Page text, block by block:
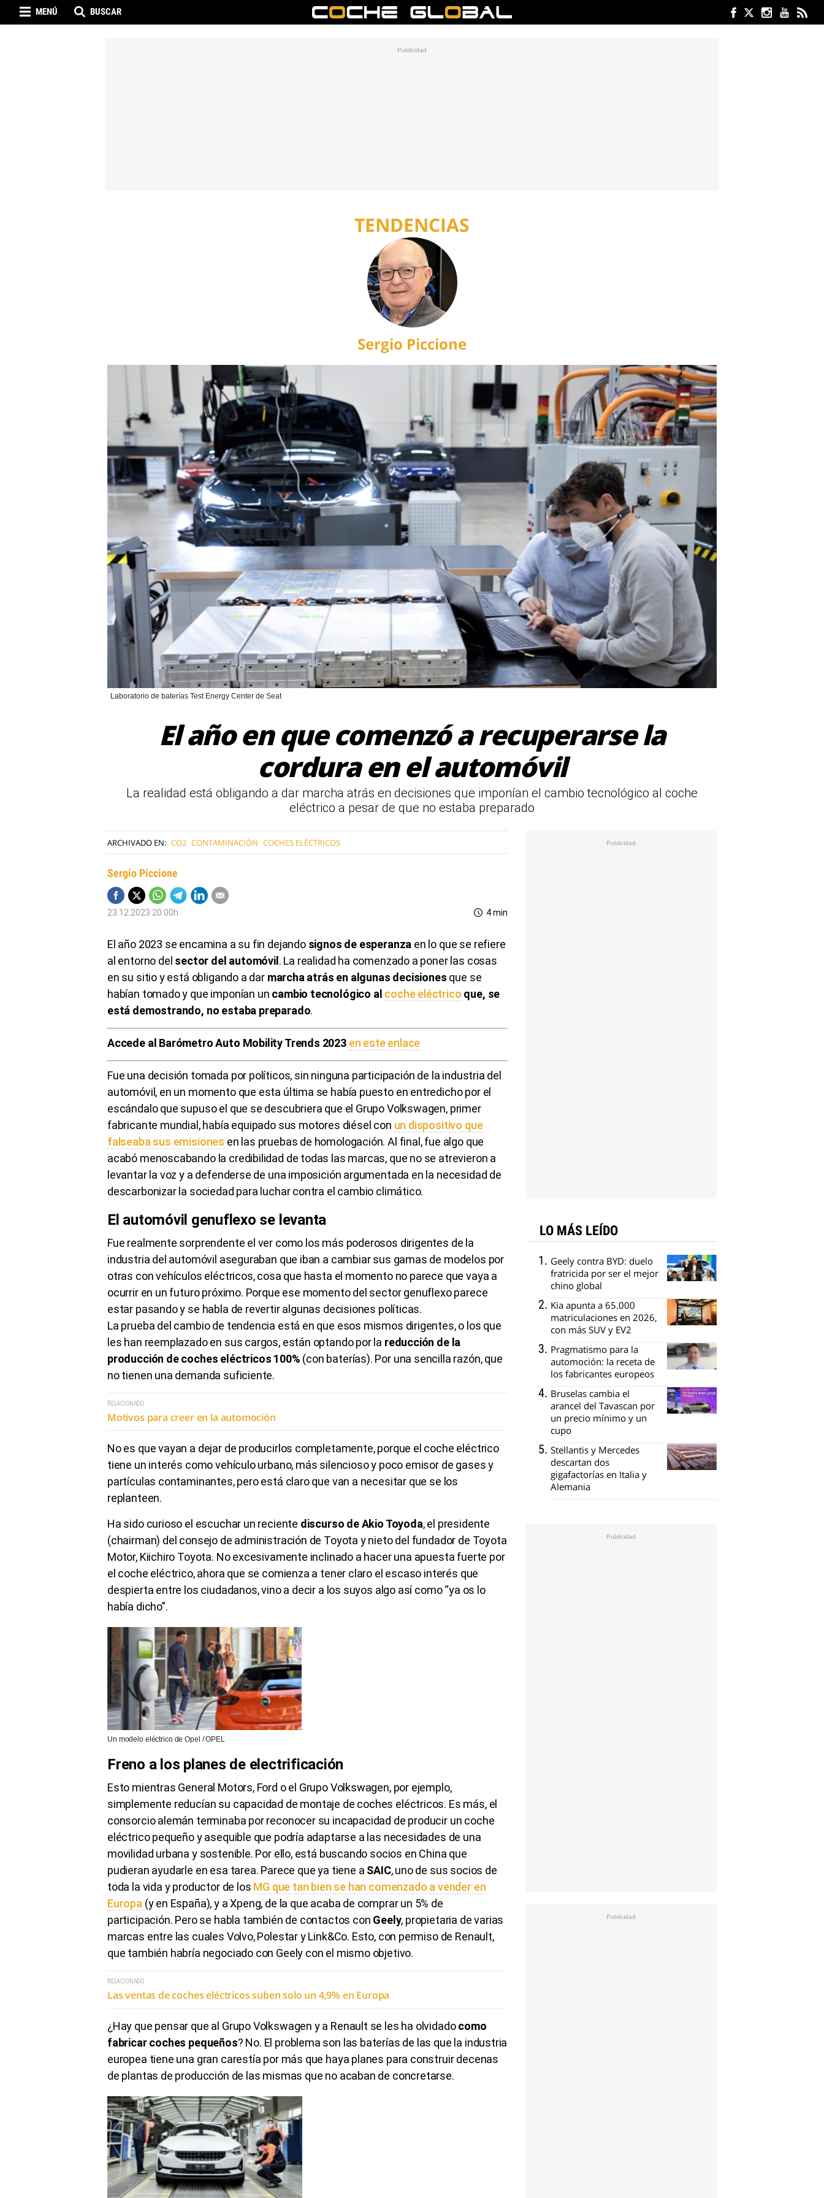
MENÚ BUSCAR
TENDENCIAS
Sergio Piccione
Laboratorio de baterías Test Energy Center de Seat
El año en que comenzó a recuperarse la
cordura en el automóvil
La realidad está obligando a dar marcha atrás en decisiones que imponían el cambio tecnológico al coche
eléctrico a pesar de que no estaba preparado
ARCHIVADO EN: CO2 CONTAMINACIÓN COCHES ELÉCTRICOS
Sergio Piccione
23.12.2023 20:00h 4 min
El año 2023 se encamina a su fin dejandosignos de esperanza en lo que se refiere
al entorno del sector del automóvil. La realidad ha comenzado a poner las cosas
en su sitio y está obligando a dar marcha atrás en algunas decisiones que se
habían tomado y que imponían un cambio tecnológico al coche eléctrico que, se
está demostrando, no estaba preparado.
Accede al Barómetro Auto Mobility Trends 2023 en este enlace
Fue una decisión tomada por políticos, sin ninguna participación de la industria del
automóvil, en un momento que esta última se había puesto en entredicho por el
escándalo que supuso el que se descubriera que el Grupo Volkswagen, primer
fabricante mundial, había equipado sus motores diésel con un dispositivo que
falseaba sus emisiones en las pruebas de homologación. Al final, fue algo que
acabó menoscabando la credibilidad de todas las marcas, que no se atrevieron a
levantar la voz y a defenderse de una imposición argumentada en la necesidad de
descarbonizar la sociedad para luchar contra el cambio climático.
El automóvil genuflexo se levanta
Fue realmente sorprendente el ver como los más poderosos dirigentes de la
industria del automóvil aseguraban que iban a cambiar sus gamas de modelos por
otras con vehículos eléctricos, cosa que hasta el momento no parece que vaya a
ocurrir en un futuro próximo. Porque ese momento del sector genuflexo parece
estar pasando y se habla de revertir algunas decisiones políticas.
La prueba del cambio de tendencia está en que esos mismos dirigentes, o los que
les han reemplazado en sus cargos, están optando por la reducción de la
producción de coches eléctricos 100% (con baterías). Por una sencilla razón, que
no tienen una demanda suficiente.
RELACIONADO
Motivos para creer en la automoción
No es que vayan a dejar de producirlos completamente, porque el coche eléctrico
tiene un interés como vehículo urbano, más silencioso y poco emisor de gases y
partículas contaminantes, pero está claro que van a necesitar que se los
replanteen.
Ha sido curioso el escuchar un reciente discurso de Akio Toyoda, el presidente
(chairman) del consejo de administración de Toyota y nieto del fundador de Toyota
Motor, Kiichiro Toyota. No excesivamente inclinado a hacer una apuesta fuerte por
el coche eléctrico, ahora que se comienza a tener claro el escaso interés que
despierta entre los ciudadanos, vino a decir a los suyos algo así como “ya os lo
había dicho”.
Un modelo eléctrico de Opel / OPEL
Freno a los planes de electrificación
Esto mientras General Motors, Ford o el Grupo Volkswagen, por ejemplo,
simplemente reducían su capacidad de montaje de coches eléctricos. Es más, el
consorcio alemán terminaba por reconocer su incapacidad de producir un coche
eléctrico pequeño y asequible que podría adaptarse a las necesidades de una
movilidad urbana y sostenible. Por ello, está buscando socios en China que
pudieran ayudarle en esa tarea. Parece que ya tiene a SAIC, uno de sus socios de
toda la vida y productor de los MG que tan bien se han comenzado a vender en
Europa (y en España), y a Xpeng, de la que acaba de comprar un 5% de
participación. Pero se habla también de contactos con Geely, propietaria de varias
marcas entre las cuales Volvo, Polestar y Link&Co. Esto, con permiso de Renault,
que también habría negociado con Geely con el mismo objetivo.
RELACIONADO
Las ventas de coches eléctricos suben solo un 4,9% en Europa
¿Hay que pensar que al Grupo Volkswagen y a Renault se les ha olvidadocomo
fabricar coches pequeños? No. El problema son las baterías de las que la industria
europea tiene una gran carestía por más que haya planes para construir decenas
de plantas de producción de las mismas que no acaban de concretarse.
LO MÁS LEÍDO
Geely contra BYD: duelo
fratricida por ser el mejor
chino global
Kia apunta a 65.000
matriculaciones en 2026,
con más SUV y EV2
Pragmatismo para la
automoción: la receta de
los fabricantes europeos
Bruselas cambia el
arancel del Tavascan por
un precio mínimo y un
cupo
Stellantis y Mercedes
descartan dos
gigafactorías en Italia y
Alemania